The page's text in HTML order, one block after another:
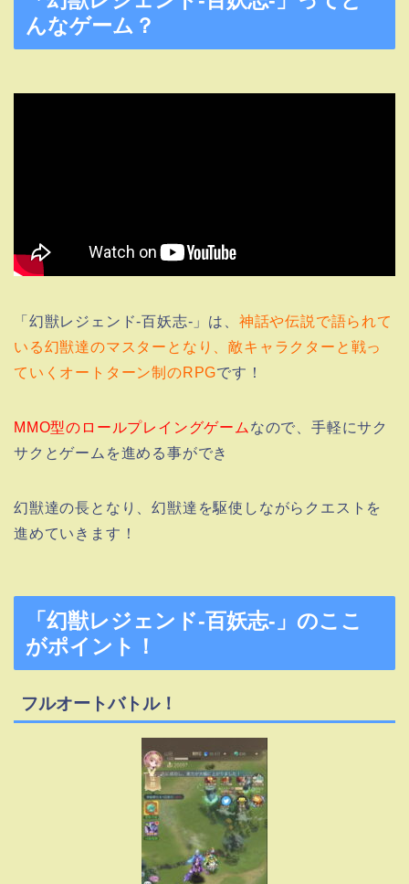
んなゲーム？
「幻獣レジェンド-百妖志-」は、 神話や伝説で語られて
いる幻獣達のマスターとなり、敵キャラクターと戦っ
ていくオートターン制のRPGです！
MMO型のロールプレイングゲーム なので、手軽にサク
サクとゲームを進める事ができ
幻獣達の長となり、幻獣達を駆使しながらクエストを
進めていきます！
「幻獣レジェンド-百妖志-」のここ
がポイント！
フルオートバトル！